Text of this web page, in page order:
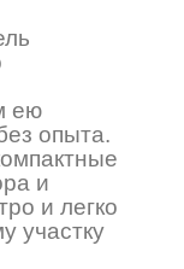
ею
опыта.
и
и легко
участку